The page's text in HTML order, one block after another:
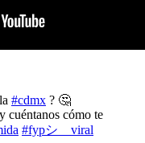
#cdmx ? 🤔
cuéntanos cómo te
#fypシ゚viral